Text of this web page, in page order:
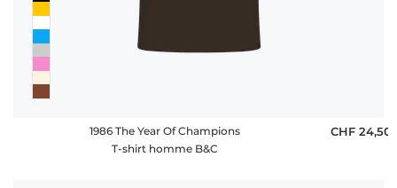
1986 The Year Of Champions
T-shirt homme B&C
CHF 24,50